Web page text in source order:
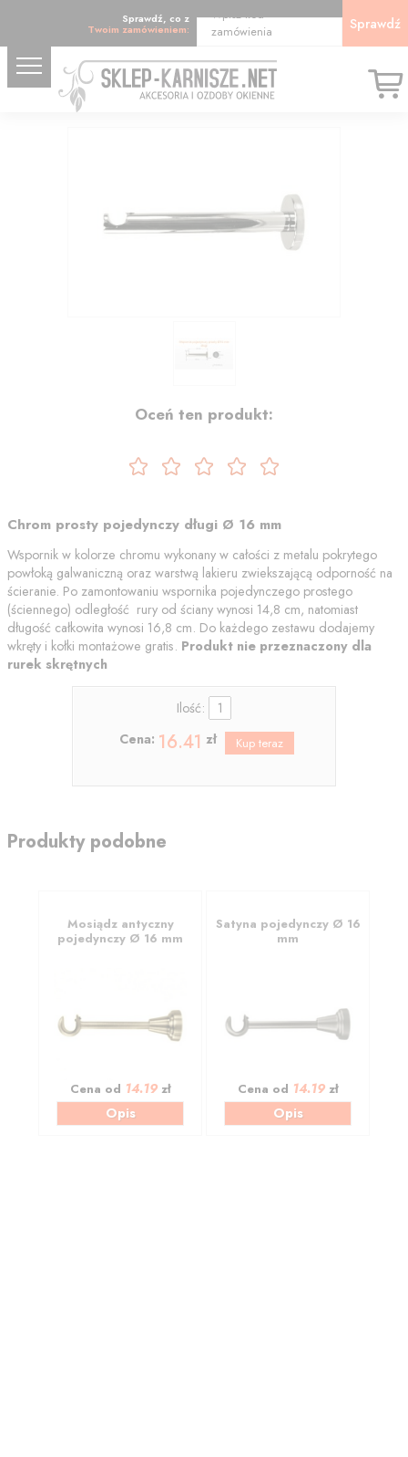
Sprawdź, co z
Twoim zamówieniem:
Wpisz kod
zamówienia
Sprawdź
Oceń ten produkt:
Chrom prosty pojedynczy długi Ø 16 mm
Wspornik w kolorze chromu wykonany w całości z metalu pokrytego
powłoką galwaniczną oraz warstwą lakieru zwiekszającą odporność na
ścieranie. Po zamontowaniu wspornika pojedynczego prostego
(ściennego) odległość rury od ściany wynosi 14,8 cm, natomiast
długość całkowita wynosi 16,8 cm. Do każdego zestawu dodajemy
wkręty i kołki montażowe gratis. Produkt nie przeznaczony dla
rurek skrętnych
Ilość:
Cena: 16.41 zł
Produkty podobne
Mosiądz antyczny
pojedynczy Ø 16 mm
Cena od 14.19zł
Opis
Satyna pojedynczy Ø 16
mm
Cena od 14.19zł
Opis